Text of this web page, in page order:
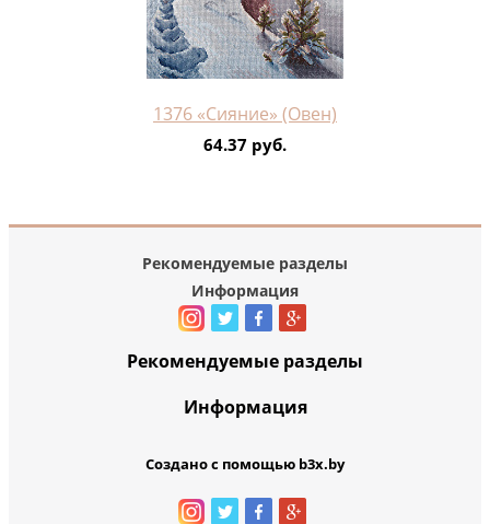
1376 «Сияние» (Овен)
64.37 руб.
Рекомендуемые разделы
Информация
Рекомендуемые разделы
Информация
Создано с помощью b3x.by